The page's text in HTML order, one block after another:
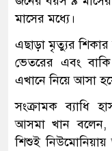
মাসের মধ্যে।
এছাড়া মৃত্যুর
ভেতরের এবং
এখানে নিয়ে আসা
সংক্রামক ব্যাধি
আসমা খান বলেন,
শিশুই